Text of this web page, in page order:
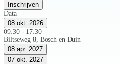
Inschrijven
Data
08 okt. 2026
09:30 - 17:30
Biltseweg 8, Bosch en Duin
08 apr. 2027
07 okt. 2027